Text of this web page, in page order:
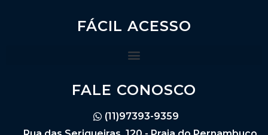
FÁCIL ACESSO
FALE CONOSCO
(11)97393-9359